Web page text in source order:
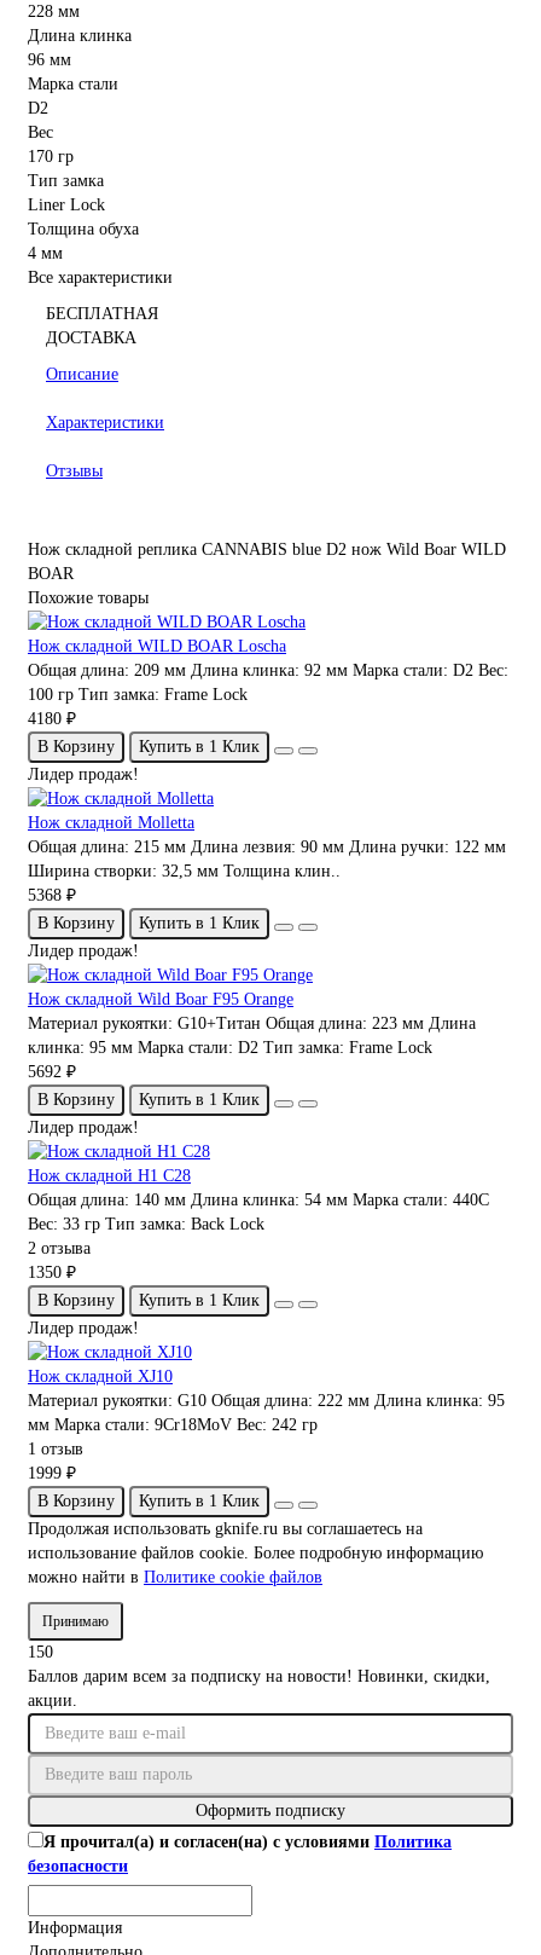
228 мм
Длина клинка
96 мм
Марка стали
D2
Вес
170 гр
Тип замка
Liner Lock
Толщина обуха
4 мм
Все характеристики
БЕСПЛАТНАЯ
ДОСТАВКА
Описание
Характеристики
Отзывы
Нож складной реплика CANNABIS blue D2 нож Wild Boar WILD
BOAR
Похожие товары
Нож складной WILD BOAR Loscha
Общая длина: 209 мм Длина клинка: 92 мм Марка стали: D2 Вес:
100 гр Тип замка: Frame Lock
4180 ₽
В Корзину
Купить в 1 Клик
Лидер продаж!
Нож складной Molletta
Общая длина: 215 мм Длина лезвия: 90 мм Длина ручки: 122 мм
Ширина створки: 32,5 мм Толщина клин..
5368 ₽
В Корзину
Купить в 1 Клик
Лидер продаж!
Нож складной Wild Boar F95 Orange
Материал рукоятки: G10+Титан Общая длина: 223 мм Длина
клинка: 95 мм Марка стали: D2 Тип замка: Frame Lock
5692 ₽
В Корзину
Купить в 1 Клик
Лидер продаж!
Нож складной H1 C28
Общая длина: 140 мм Длина клинка: 54 мм Марка стали: 440C
Вес: 33 гр Тип замка: Back Lock
2 отзыва
1350 ₽
В Корзину
Купить в 1 Клик
Лидер продаж!
Нож складной XJ10
Материал рукоятки: G10 Общая длина: 222 мм Длина клинка: 95
мм Марка стали: 9Cr18MoV Вес: 242 гр
1 отзыв
1999 ₽
В Корзину
Купить в 1 Клик
Продолжая использовать gknife.ru вы соглашаетесь на
использование файлов cookie. Более подробную информацию
можно найти в Политике cookie файлов
Принимаю
150
Баллов дарим всем за подписку на новости! Новинки, скидки,
акции.
Оформить подписку
Я прочитал(а) и согласен(на) с условиями Политика
безопасности
Информация